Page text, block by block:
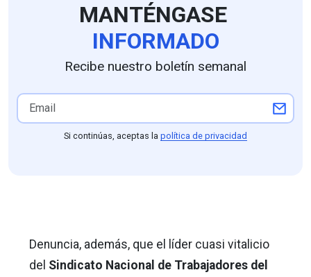
MANTÉNGASE
INFORMADO
Recibe nuestro boletín semanal
Si continúas, aceptas la política de privacidad
Denuncia, además, que el líder cuasi vitalicio
del Sindicato Nacional de Trabajadores del